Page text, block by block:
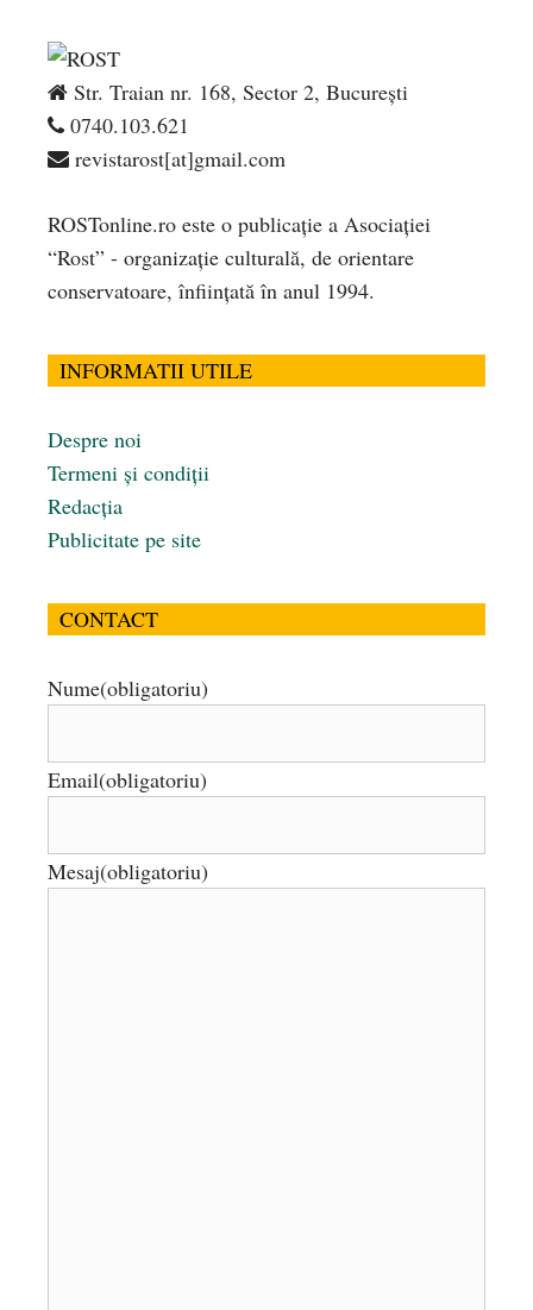
Str. Traian nr. 168, Sector 2, București
0740.103.621
revistarost[at]gmail.com
ROSTonline.ro este o publicaţie a Asociaţiei
“Rost” - organizaţie culturală, de orientare
conservatoare, înfiinţată în anul 1994.
INFORMATII UTILE
Despre noi
Termeni și condiții
Redacția
Publicitate pe site
CONTACT
Nume(obligatoriu)
Email(obligatoriu)
Mesaj(obligatoriu)